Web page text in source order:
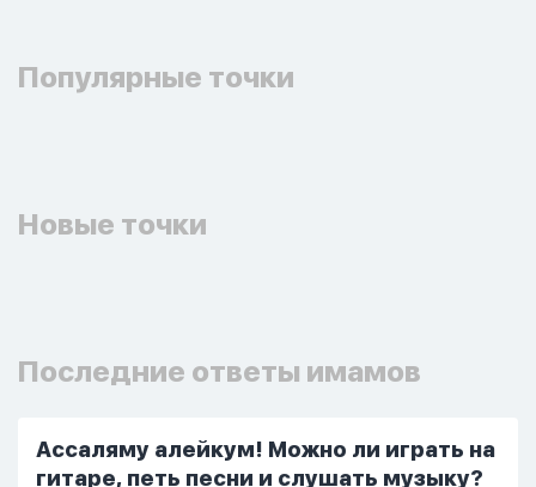
Популярные точки
Новые точки
Последние ответы имамов
Ассаляму алейкум! Можно ли играть на
гитаре, петь песни и слушать музыку?